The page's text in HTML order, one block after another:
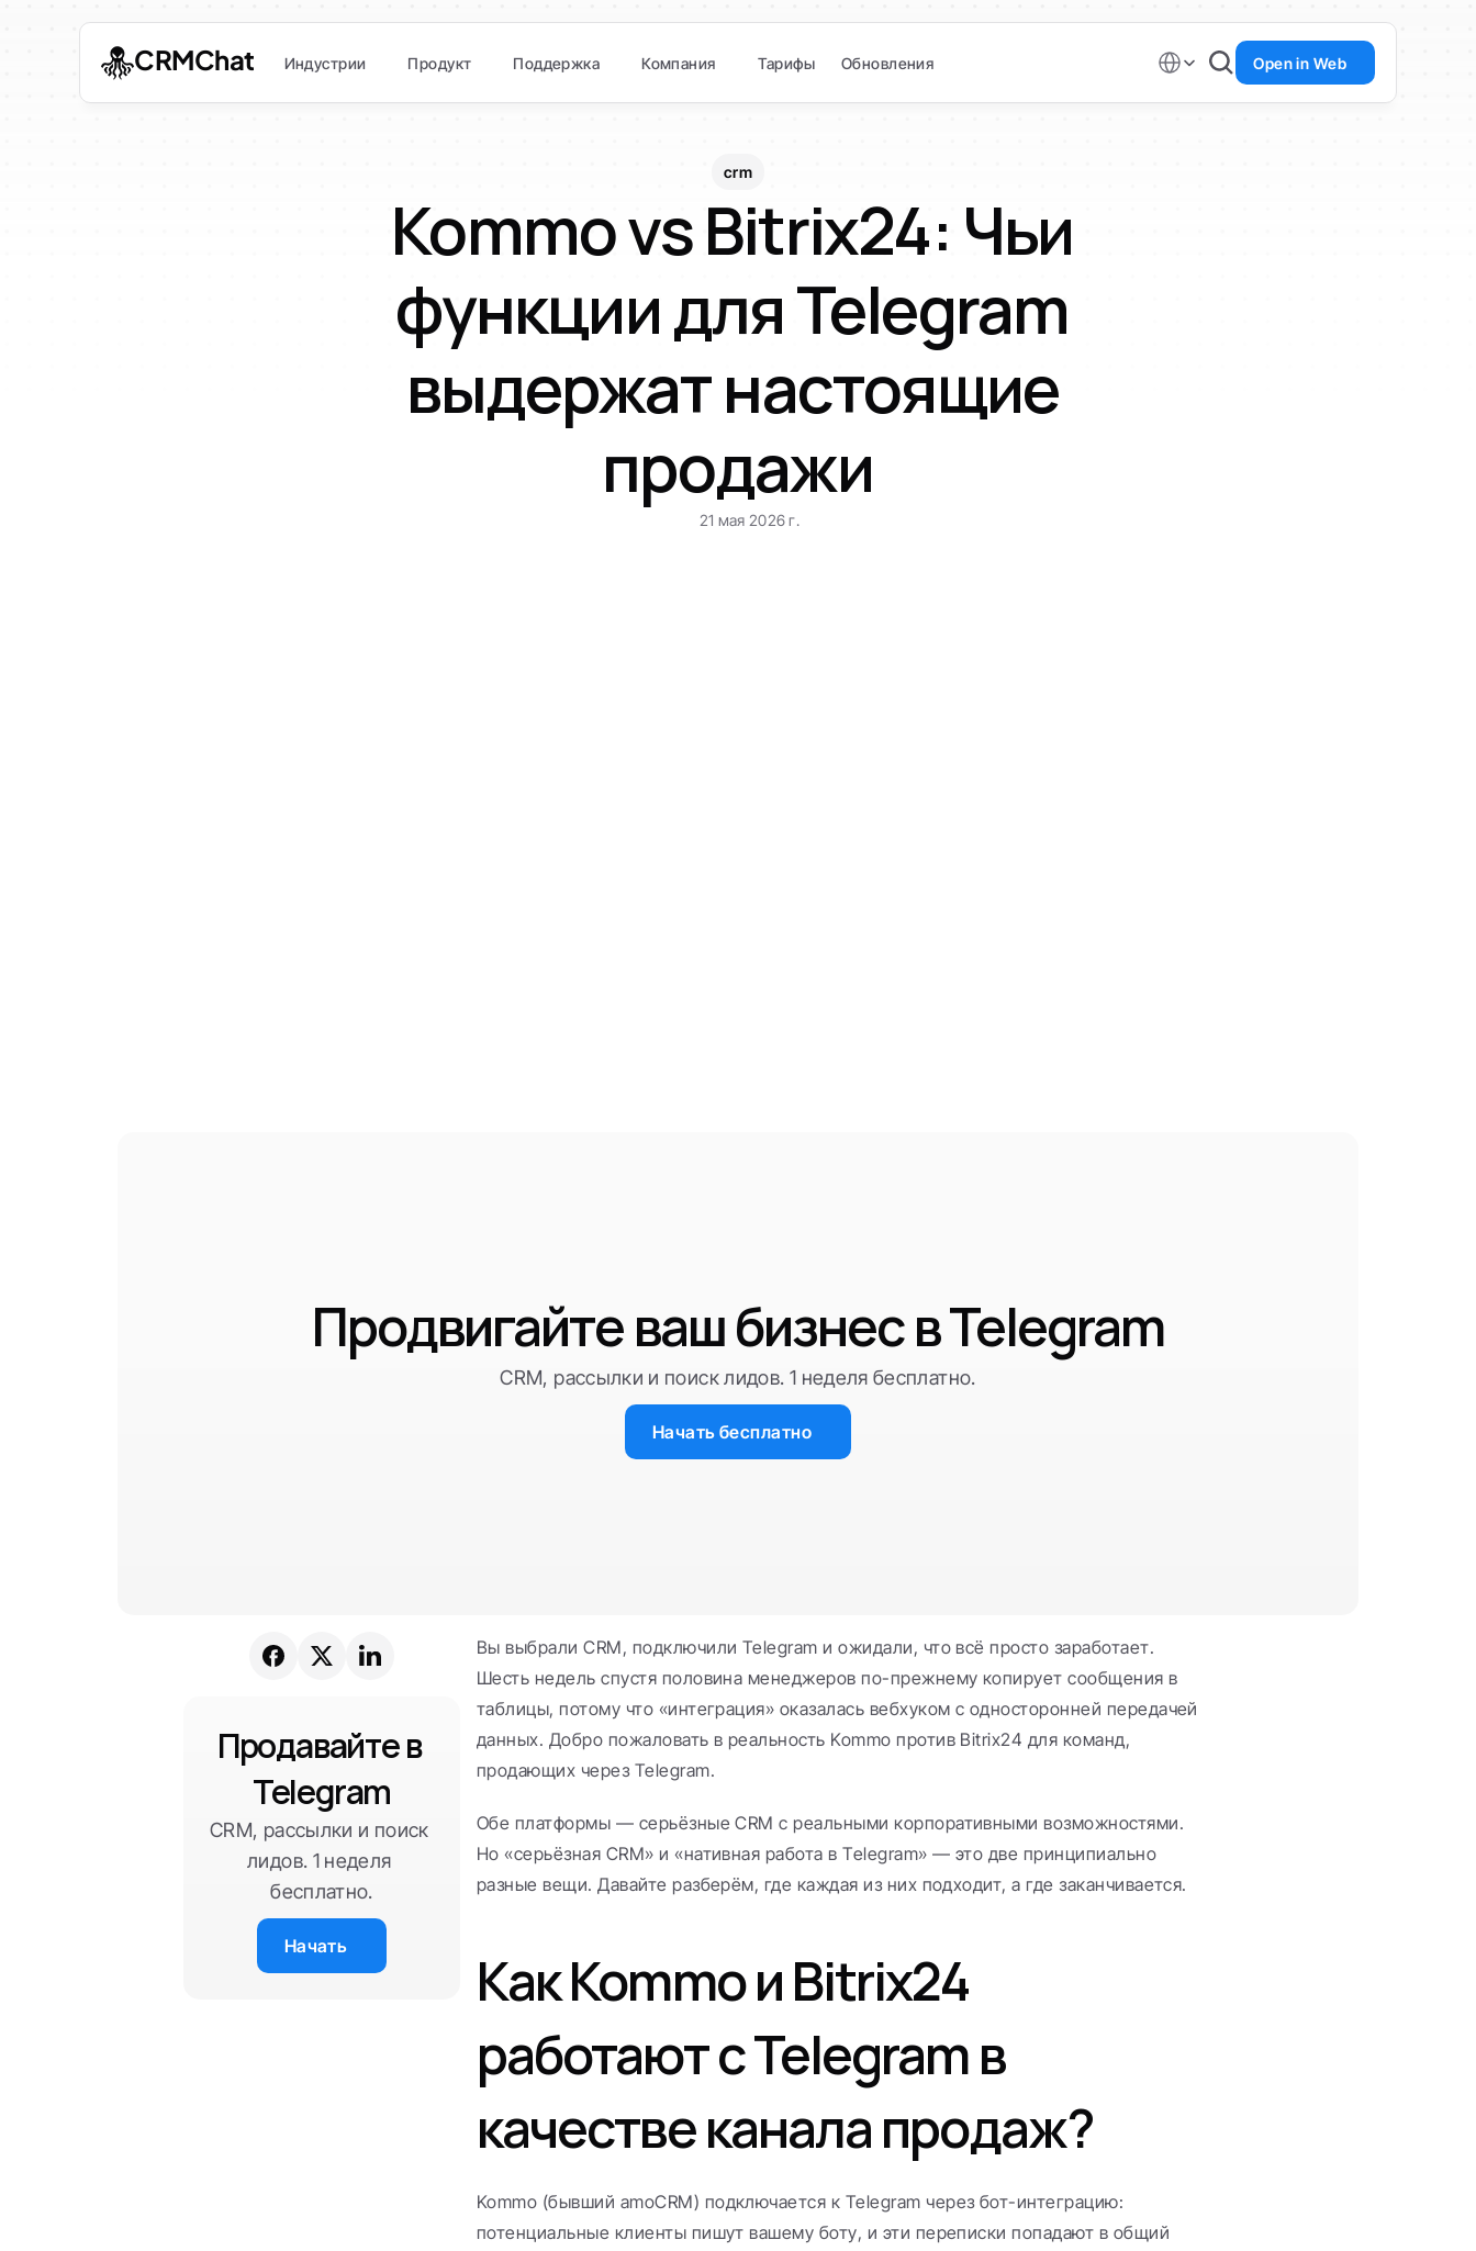
crm
Kommo vs Bitrix24: Чьи
функции для Telegram
выдержат настоящие
продажи
21 мая 2026 г.
Продвигайте ваш бизнес в Telegram
CRM, рассылки и поиск лидов. 1 неделя бесплатно.
Начать бесплатно
Продавайте в
Telegram
CRM, рассылки и поиск
лидов. 1 неделя
бесплатно.
Начать
Вы выбрали CRM, подключили Telegram и ожидали, что всё просто заработает.
Шесть недель спустя половина менеджеров по-прежнему копирует сообщения в
таблицы, потому что «интеграция» оказалась вебхуком с односторонней передачей
данных. Добро пожаловать в реальность Kommo против Bitrix24 для команд,
продающих через Telegram.
Обе платформы — серьёзные CRM с реальными корпоративными возможностями.
Но «серьёзная CRM» и «нативная работа в Telegram» — это две принципиально
разные вещи. Давайте разберём, где каждая из них подходит, а где заканчивается.
Как Kommo и Bitrix24
работают с Telegram в
качестве канала продаж?
Kommo (бывший amoCRM) подключается к Telegram через бот-интеграцию:
потенциальные клиенты пишут вашему боту, и эти переписки попадают в общий
CRMChat Индустрии Продукт Поддержка Компания Тарифы Обновления
Select Language
Open in Web